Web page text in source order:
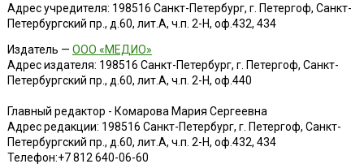
Адрес учредителя: 198516 Санкт-Петербург, г. Петергоф, Санкт-
Петербургский пр., д.60, лит.А, ч.п. 2-Н, оф.432, 434
Издатель — ООО «МЕДИО»
Адрес издателя: 198516 Санкт-Петербург, г. Петергоф, Санкт-
Петербургский пр., д.60, лит.А, ч.п. 2-Н, оф.440
Главный редактор - Комарова Мария Сергеевна
Адрес редакции: 198516 Санкт-Петербург, г. Петергоф, Санкт-
Петербургский пр., д.60, лит.А, ч.п. 2-Н, оф.432, 434
Телефон:+7 812 640-06-60